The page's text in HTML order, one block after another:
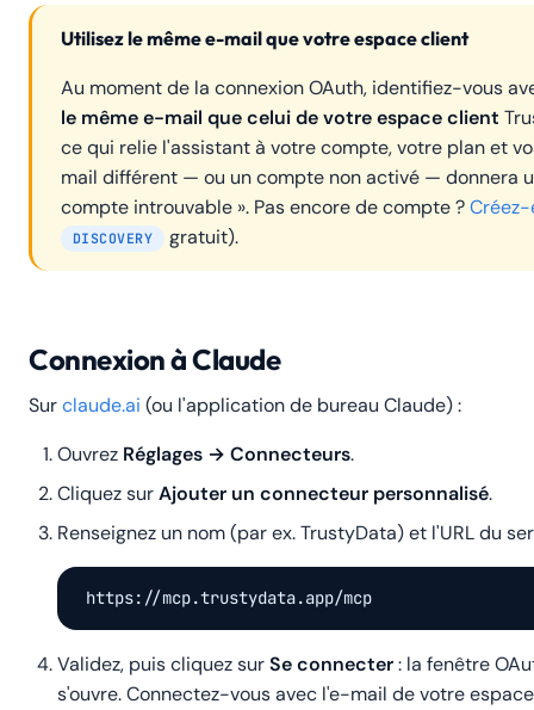
Utilisez le même e-mail que votre espace client
Au moment de la connexion OAuth, identifiez-vous
le même e-mail que celui de votre espace client
ce qui relie l'assistant à votre compte, votre plan et
mail différent — ou un compte non activé — donnera
compte introuvable ». Pas encore de compte ?Créez-
DISCOVERY gratuit).
Connexion à Claude
Surclaude.ai (ou l'application de bureau Claude) :
Ouvrez Réglages → Connecteurs.
Cliquez surAjouter un connecteur personnalisé.
Renseignez un nom (par ex.TrustyData) et l'URL du
https://mcp.trustydata.app/mcp
Validez, puis cliquez surSe connecter: la fenêtre
s'ouvre. Connectez-vous avec l'e-mail de votre